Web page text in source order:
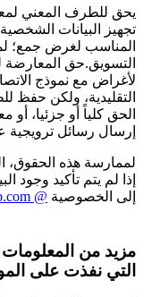
يحق للطرف المعني
تجهيز البيانات
المناسب لغرض جمع؛
التسويق.حق المعارضة
لأغراض مع نموذج
التقليدية، ولكن حفظ
الحق كلياً أو جزئيا،
إرسال رسائل ترويجية
لممارسة هذه الحقوق،
إذا لم يتم تأكيد وجود
إلى الخصوصية @ yacht4web.com
مزيد من
التي نفذت على